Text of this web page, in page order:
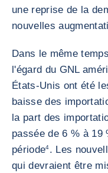
une reprise de la
nouvelles
Dans le même
l'égard du GNL
États-Unis ont été
baisse des
la part des
passée de 6 % à 19
période4. Les
qui devraient être